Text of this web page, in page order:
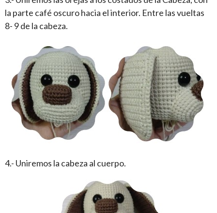
la parte café oscuro hacia el interior. Entre las vueltas
8- 9 de la cabeza.
4.- Uniremos la cabeza al cuerpo.